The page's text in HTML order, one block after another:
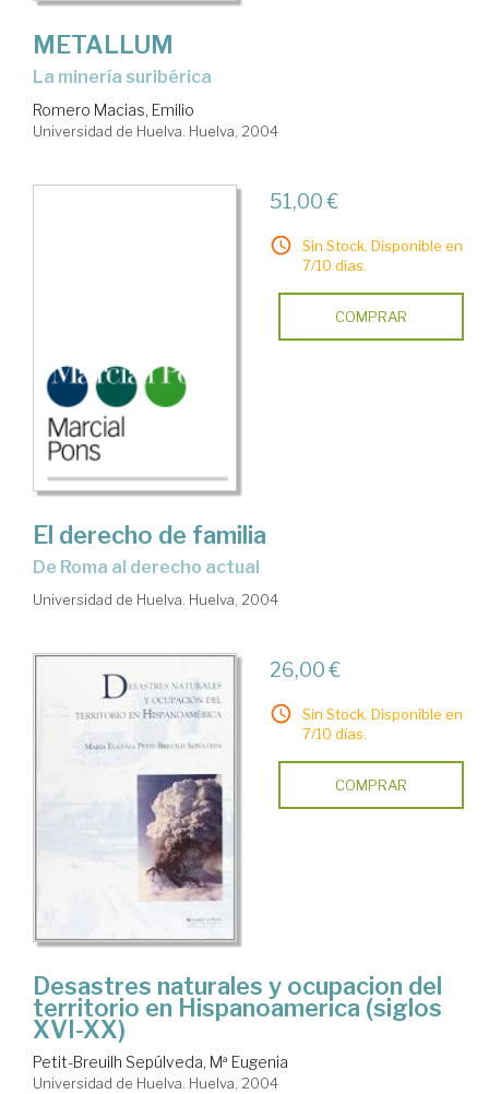
METALLUM
la minería suribérica
Romero Macias, Emilio
Universidad de Huelva. Huelva, 2004
51,00 €
Sin Stock. Disponible en
7/10 días.
COMPRAR
El derecho de familia
de Roma al derecho actual
Universidad de Huelva. Huelva, 2004
26,00 €
Sin Stock. Disponible en
7/10 días.
COMPRAR
Desastres naturales y ocupacion del
territorio en Hispanoamerica (siglos
XVI-XX)
Petit-Breuilh Sepúlveda, Mª Eugenia
Universidad de Huelva. Huelva, 2004